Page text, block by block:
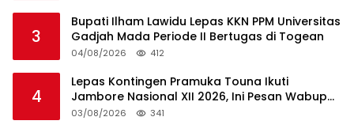
3
Bupati Ilham Lawidu Lepas KKN PPM Universitas
Gadjah Mada Periode II Bertugas di Togean
04/08/2026 412
4
Lepas Kontingen Pramuka Touna Ikuti
Jambore Nasional XII 2026, Ini Pesan Wabup
Surya
03/08/2026 341